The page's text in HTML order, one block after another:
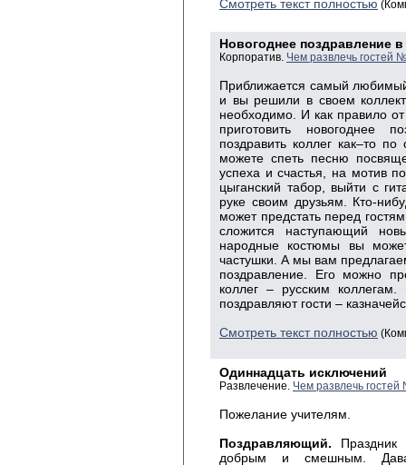
Смотреть текст полностью
Новогоднее поздравление
Корпоратив. Чем развлечь гостей
Приближается самый
и вы решили в своем
необходимо. И как правило
приготовить новогоднее
поздравить коллег как–то
можете спеть песню
успеха и счастья, на мотив
цыганский табор, выйти с
руке своим друзьям. Кто-
может предстать перед
сложится наступающий
народные костюмы вы
частушки. А мы вам
поздравление. Его можно
коллег – русским коллегам.
поздравляют гости –
Смотреть текст полностью
Одиннадцать исключений
Развлечение. Чем развлечь
Пожелание учителям.
Поздравляющий. Праздник
добрым и смешным.